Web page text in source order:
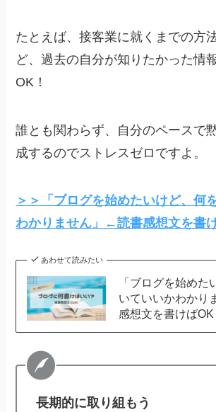
たとえば、接客業に就くまでの方
ど、過去の自分が知りたかった情
OK！
誰とも関わらず、自分のペースで
成するのでストレスゼロですよ。
＞＞「ブログを始めたいけど、何
わかりません」←読書感想文を書
あわせて読みたい
「ブログを始めた
いていいかわかり
感想文を書けばOK
長期的に取り組もう